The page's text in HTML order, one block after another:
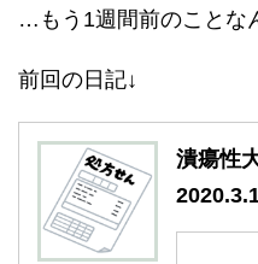
…もう1週間前のことな
前回の日記↓
潰瘍性